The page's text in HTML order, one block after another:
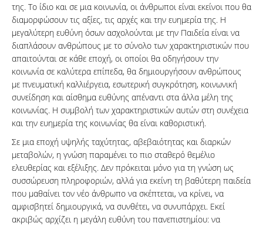
της. Το ίδιο και σε μια κοινωνία, οι άνθρωποι είναι εκείνοι που θα
διαμορφώσουν τις αξίες, τις αρχές και την ευημερία της. Η
μεγαλύτερη ευθύνη όσων ασχολούνται με την Παιδεία είναι να
διαπλάσουν ανθρώπους με το σύνολο των χαρακτηριστικών που
απαιτούνται σε κάθε εποχή, οι οποίοι θα οδηγήσουν την
κοινωνία σε καλύτερα επίπεδα, θα δημιουργήσουν ανθρώπους
με πνευματική καλλιέργεια, εσωτερική συγκρότηση, κοινωνική
συνείδηση και αίσθημα ευθύνης απέναντι στα άλλα μέλη της
κοινωνίας. Η συμβολή των χαρακτηριστικών αυτών στη συνέχεια
και την ευημερία της κοινωνίας θα είναι καθοριστική.
Σε μια εποχή υψηλής ταχύτητας, αβεβαιότητας και διαρκών
μεταβολών, η γνώση παραμένει το πιο σταθερό θεμέλιο
ελευθερίας και εξέλιξης. Δεν πρόκειται μόνο για τη γνώση ως
συσσώρευση πληροφοριών, αλλά για εκείνη τη βαθύτερη παιδεία
που μαθαίνει τον νέο άνθρωπο να σκέπτεται, να κρίνει, να
αμφισβητεί δημιουργικά, να συνθέτει, να συνυπάρχει. Εκεί
ακριβώς αρχίζει η μεγάλη ευθύνη του πανεπιστημίου: να